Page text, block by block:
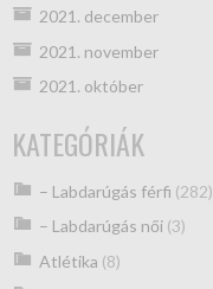
2021. december
2021. november
2021. október
KATEGÓRIÁK
– Labdarúgás férfi (282)
– Labdarúgás női(3)
Atlétika (8)